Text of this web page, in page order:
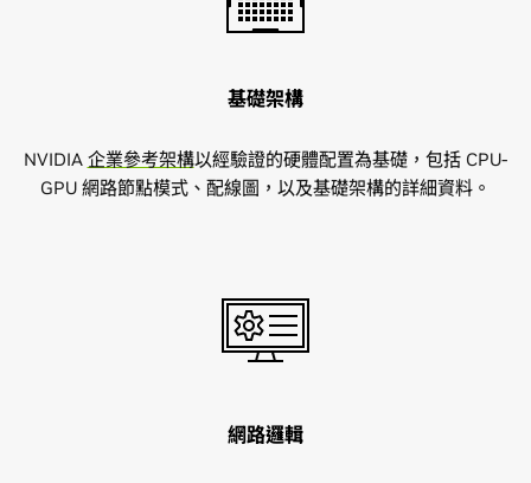
基礎架構
NVIDIA 企業參考架構以經驗證的硬體配置為基礎，包括 CPU-
GPU 網路節點模式、配線圖，以及基礎架構的詳細資料。
網路邏輯